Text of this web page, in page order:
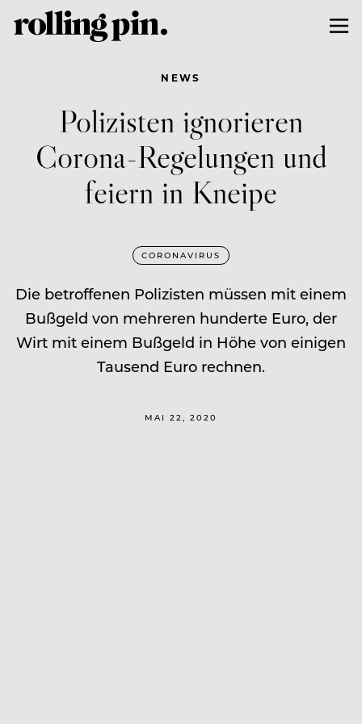
NEWS
Polizisten ignorieren
Corona-Regelungen und
feiern in Kneipe
CORONAVIRUS
Die betroffenen Polizisten müssen mit einem
Bußgeld von mehreren hunderte Euro, der
Wirt mit einem Bußgeld in Höhe von einigen
Tausend Euro rechnen.
MAI 22, 2020